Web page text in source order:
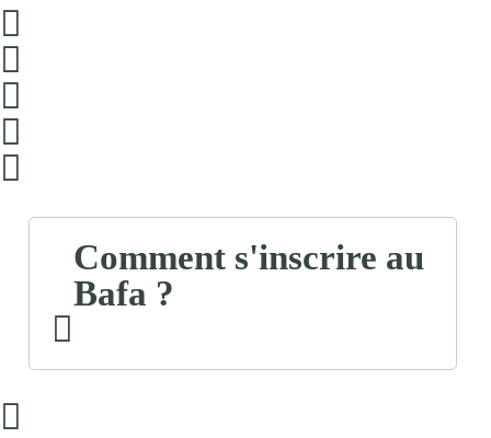
Comment s'inscrire au
Bafa ?